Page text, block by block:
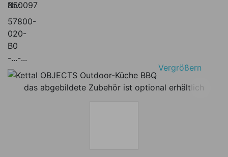
Nr.:
57800-
020-
B0
-...-...
850097
Vergrößern
das abgebildete Zubehör ist optional erhältlich